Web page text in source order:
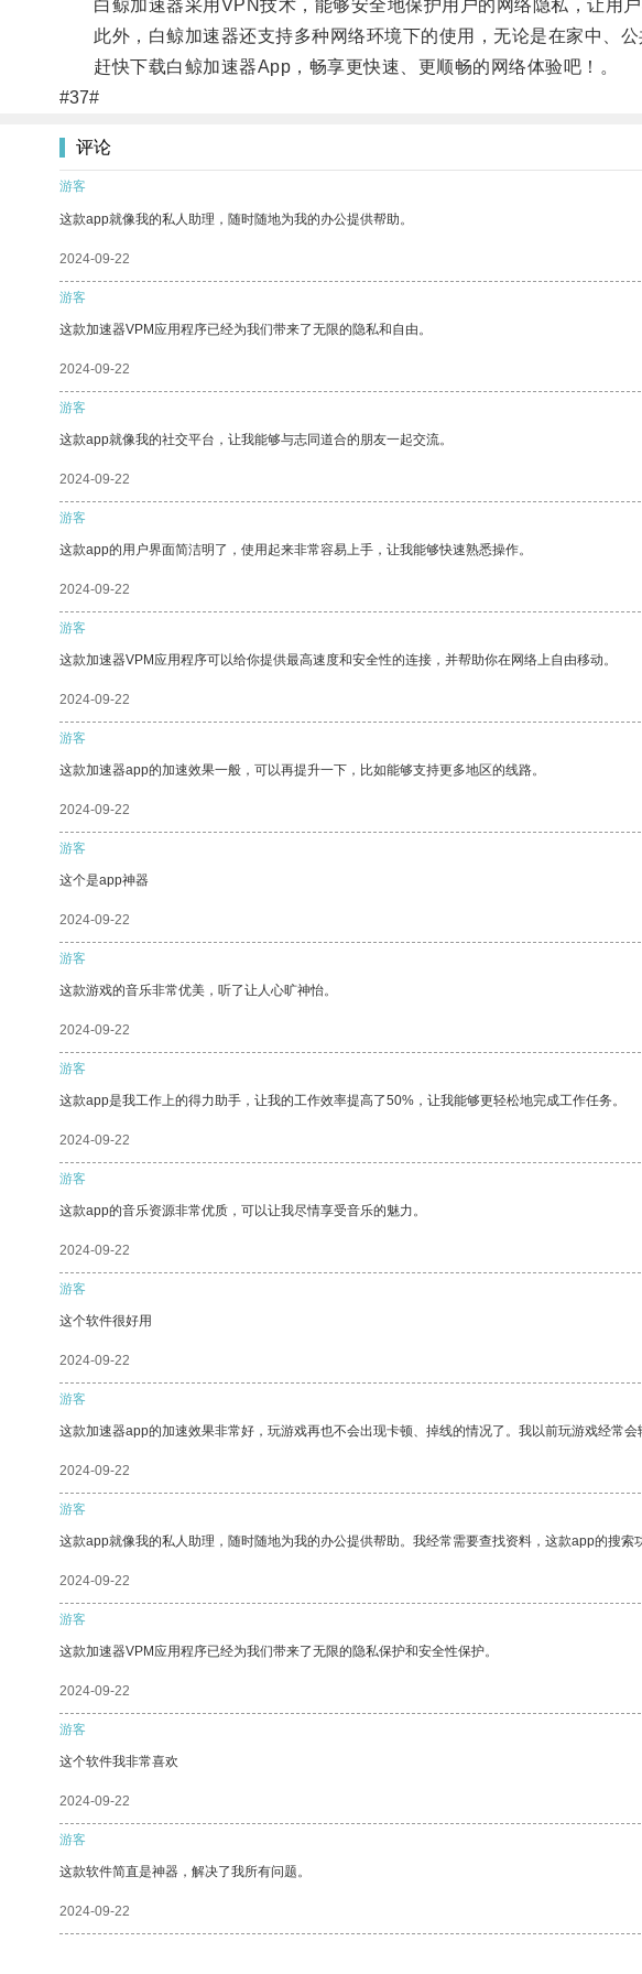
白鲸加速器采用VPN技术，能够安全地保护用户的网络隐私，让用户
此外，白鲸加速器还支持多种网络环境下的使用，无论是在家中、公
赶快下载白鲸加速器App，畅享更快速、更顺畅的网络体验吧！。
#37#
评论
游客
这款app就像我的私人助理，随时随地为我的办公提供帮助。
2024-09-22
游客
这款加速器VPM应用程序已经为我们带来了无限的隐私和自由。
2024-09-22
游客
这款app就像我的社交平台，让我能够与志同道合的朋友一起交流。
2024-09-22
游客
这款app的用户界面简洁明了，使用起来非常容易上手，让我能够快速熟悉操作。
2024-09-22
游客
这款加速器VPM应用程序可以给你提供最高速度和安全性的连接，并帮助你在网络上自由移动。
2024-09-22
游客
这款加速器app的加速效果一般，可以再提升一下，比如能够支持更多地区的线路。
2024-09-22
游客
这个是app神器
2024-09-22
游客
这款游戏的音乐非常优美，听了让人心旷神怡。
2024-09-22
游客
这款app是我工作上的得力助手，让我的工作效率提高了50%，让我能够更轻松地完成工作任务。
2024-09-22
游客
这款app的音乐资源非常优质，可以让我尽情享受音乐的魅力。
2024-09-22
游客
这个软件很好用
2024-09-22
游客
这款加速器app的加速效果非常好，玩游戏再也不会出现卡顿、掉线的情况了。我以前玩游戏经常
2024-09-22
游客
这款app就像我的私人助理，随时随地为我的办公提供帮助。我经常需要查找资料，这款app的搜索
2024-09-22
游客
这款加速器VPM应用程序已经为我们带来了无限的隐私保护和安全性保护。
2024-09-22
游客
这个软件我非常喜欢
2024-09-22
游客
这款软件简直是神器，解决了我所有问题。
2024-09-22